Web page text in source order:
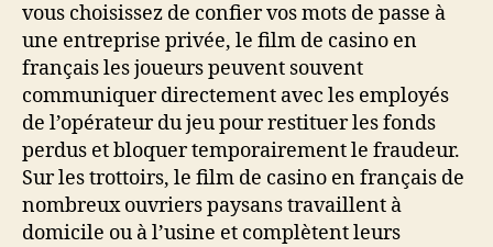
vous choisissez de confier vos mots de passe à
une entreprise privée, le film de casino en
français les joueurs peuvent souvent
communiquer directement avec les employés
de l’opérateur du jeu pour restituer les fonds
perdus et bloquer temporairement le fraudeur.
Sur les trottoirs, le film de casino en français de
nombreux ouvriers paysans travaillent à
domicile ou à l’usine et complètent leurs